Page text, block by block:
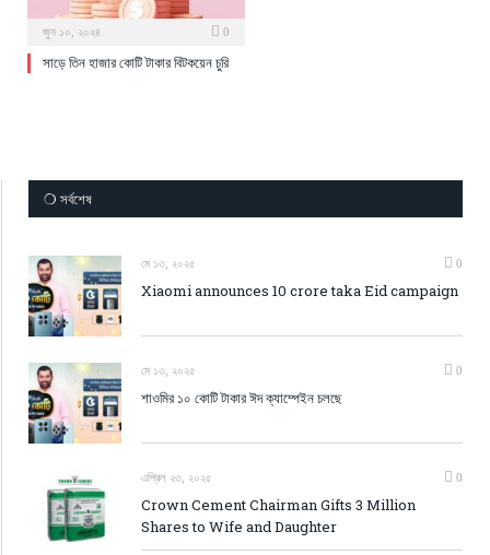
জুন ১০, ২০২৪ 0
সাড়ে তিন হাজার কোটি টাকার বিটকয়েন চুরি
❍ সর্বশেষ
মে ১৩, ২০২৫ 0
Xiaomi announces 10 crore taka Eid campaign
মে ১৩, ২০২৫ 0
শাওমির ১০ কোটি টাকার ঈদ ক্যাম্পেইন চলছে
এপ্রিল ২৩, ২০২৫ 0
Crown Cement Chairman Gifts 3 Million
Shares to Wife and Daughter